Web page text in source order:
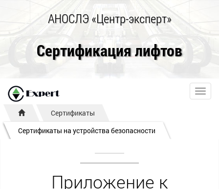
АНОСЛЭ «Центр-эксперт»
Сертификация лифтов
Сертификаты
Сертификаты на устройства безопасности
Приложение к